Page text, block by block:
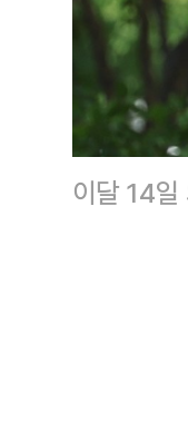
이달 14